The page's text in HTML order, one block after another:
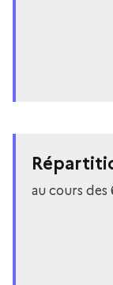
au cours des